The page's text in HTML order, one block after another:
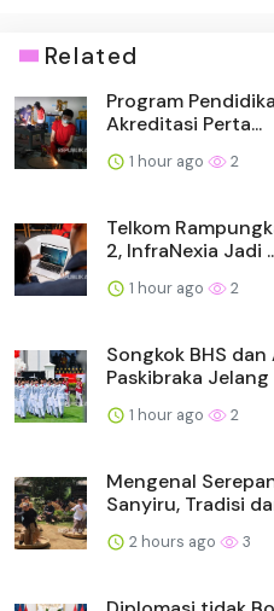
Related
Program
Akreditasi Perta...
1 hour ago 2
Telkom
2, InfraNexia Jadi
1 hour ago 2
Songkok BHS
Paskibraka Jelang
1 hour ago 2
Mengenal
Sanyiru, Tradisi
2 hours ago 3